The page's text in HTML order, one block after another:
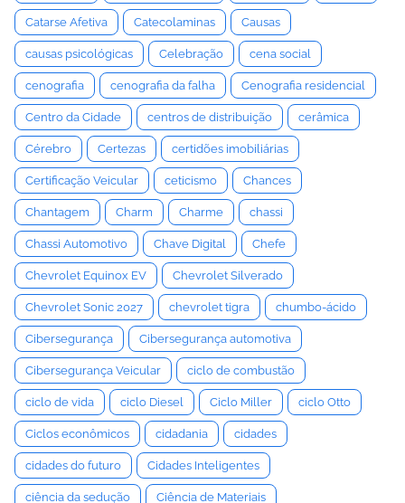
Catarse Afetiva Catecolaminas Causas
causas psicológicas Celebração cena social
cenografia cenografia da falha Cenografia residencial
Centro da Cidade centros de distribuição cerâmica
Cérebro Certezas certidões imobiliárias
Certificação Veicular ceticismo Chances
Chantagem Charm Charme chassi
Chassi Automotivo Chave Digital Chefe
Chevrolet Equinox EV Chevrolet Silverado
Chevrolet Sonic 2027 chevrolet tigra chumbo-ácido
Cibersegurança Cibersegurança automotiva
Cibersegurança Veicular ciclo de combustão
ciclo de vida ciclo Diesel Ciclo Miller ciclo Otto
Ciclos econômicos cidadania cidades
cidades do futuro Cidades Inteligentes
ciência da sedução Ciência de Materiais